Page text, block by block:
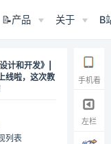
📝产品 关于 B
计和开发》|
线啦，这次教
列表
手机看
左栏